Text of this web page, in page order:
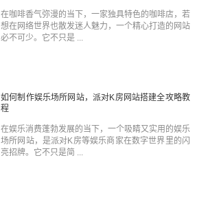
在咖啡香气弥漫的当下，一家独具特色的咖啡店，若
想在网络世界也散发迷人魅力，一个精心打造的网站
必不可少。它不只是 ...
如何制作娱乐场所网站，派对K房网站搭建全攻略教
程
在娱乐消费蓬勃发展的当下，一个吸睛又实用的娱乐
场所网站，是派对K房等娱乐商家在数字世界里的闪
亮招牌。它不只是简 ...